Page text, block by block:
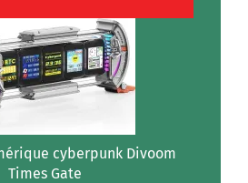
cyberpunk Divoom
Times Gate